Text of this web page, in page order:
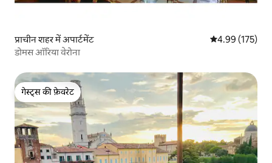
प्राचीन शहर में अपार्टमेंट औसत रेटिंग 5 में से
4.99 (175)
डोमस ऑरिया वेरोना
गेस्ट्स की फ़ेवरेट
गेस्ट्स की फ़ेवरेट